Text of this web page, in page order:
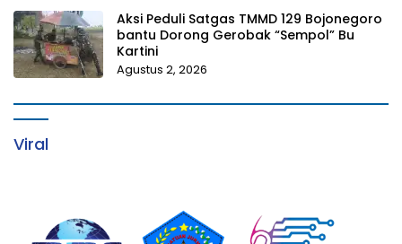
Aksi Peduli Satgas TMMD 129 Bojonegoro
bantu Dorong Gerobak “Sempol” Bu
Kartini
Agustus 2, 2026
Viral